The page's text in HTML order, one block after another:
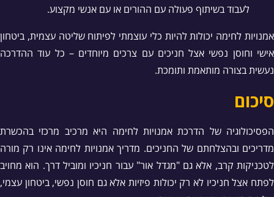
לעבוד בשיתוף פעולה עם ההורים או עם אנשי מקצוע.
אמנויות לחימה יכולות להיות כלי עוצמתי לפיתוח שליטה עצמית, ביטחון
אישי וחוסן נפשי אצל חניכים עם צרכים מיוחדים – כל עוד ההדרכה
נעשית בצורה מותאמת ותומכת.
סיכום
הפסיכולוגיה של הדרכת אמנויות לחימה היא מרכיב מרכזי בהכשרת
מדריכים ובהצלחתם של החניכים. מדריך אמנויות לחימה אינו רק מורה
לטכניקות קרב, אלא גם "מגדל אור" עבור חניכיו ומוביל דרך. הוא מחויב
לפתח אצל חניכיו לא רק יכולות פיזיות אלא גם חוסן נפשי, ביטחון עצמי,